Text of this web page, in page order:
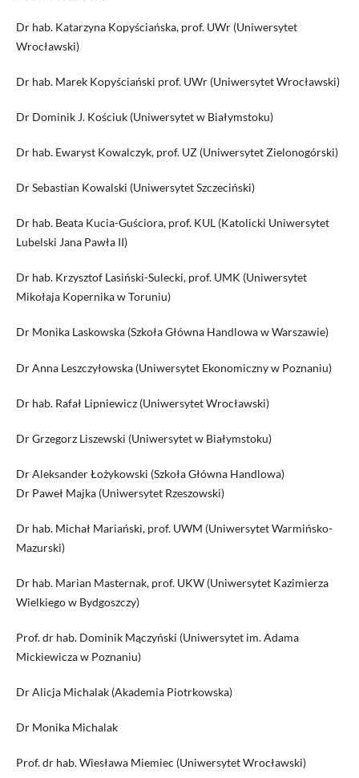
Dr hab. Katarzyna Kopyściańska, prof. UWr (Uniwersytet
Wrocławski)
Dr hab. Marek Kopyściański prof. UWr (Uniwersytet Wrocławski)
Dr Dominik J. Kościuk (Uniwersytet w Białymstoku)
Dr hab. Ewaryst Kowalczyk, prof. UZ (Uniwersytet Zielonogórski)
Dr Sebastian Kowalski (Uniwersytet Szczeciński)
Dr hab. Beata Kucia-Guściora, prof. KUL (Katolicki Uniwersytet
Lubelski Jana Pawła II)
Dr hab. Krzysztof Lasiński-Sulecki, prof. UMK (Uniwersytet
Mikołaja Kopernika w Toruniu)
Dr Monika Laskowska (Szkoła Główna Handlowa w Warszawie)
Dr Anna Leszczyłowska (Uniwersytet Ekonomiczny w Poznaniu)
Dr hab. Rafał Lipniewicz (Uniwersytet Wrocławski)
Dr Grzegorz Liszewski (Uniwersytet w Białymstoku)
Dr Aleksander Łożykowski (Szkoła Główna Handlowa)
Dr Paweł Majka (Uniwersytet Rzeszowski)
Dr hab. Michał Mariański, prof. UWM (Uniwersytet Warmińsko-
Mazurski)
Dr hab. Marian Masternak, prof. UKW (Uniwersytet Kazimierza
Wielkiego w Bydgoszczy)
Prof. dr hab. Dominik Mączyński (Uniwersytet im. Adama
Mickiewicza w Poznaniu)
Dr Alicja Michalak (Akademia Piotrkowska)
Dr Monika Michalak
Prof. dr hab. Wiesława Miemiec (Uniwersytet Wrocławski)